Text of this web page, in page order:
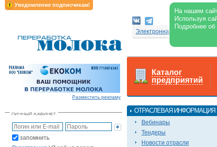
Уведомление подписчикам!
На нашем
Используя
Подробнее
Электронная версия
Разместить рекламу
запомнить
Каталог
предприятий
ОТРАСЛЕВАЯ ИНФОРМАЦИЯ
Вебинары
Тендеры
Новости отрасли